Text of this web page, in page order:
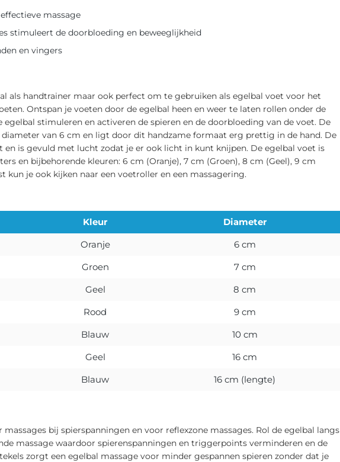
massage
stimuleert de doorbloeding en beweeglijkheid
en vingers
als handtrainer maar ook perfect om te gebruiken als egelbal voet voor het
Ontspan je voeten door de egelbal heen en weer te laten rollen onder de
egelbal stimuleren en activeren de spieren en de doorbloeding van de voet. De
diameter van 6 cm en ligt door dit handzame formaat erg prettig in de hand. De
en is gevuld met lucht zodat je er ook licht in kunt knijpen. De egelbal voet is
en bijbehorende kleuren: 6 cm (Oranje), 7 cm (Groen), 8 cm (Geel), 9 cm
kun je ook kijken naar een voetroller en een massagering.
Kleur
Diameter
Oranje
6 cm
Groen
7 cm
Geel
8 cm
Rood
9 cm
Blauw
10 cm
Geel
16 cm
Blauw 16 cm (lengte)
massages bij spierspanningen en voor reflexzone massages. Rol de egelbal langs
massage waardoor spierenspanningen en triggerpoints verminderen en de
zorgt een egelbal massage voor minder gespannen spieren zonder dat je